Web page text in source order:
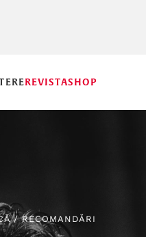
REVISTASHOP
/RECOMANDĂRI